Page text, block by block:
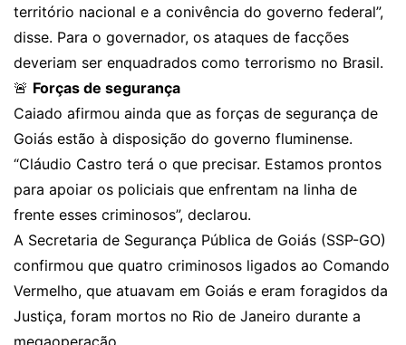
território nacional e a conivência do governo federal”,
disse. Para o governador, os ataques de facções
deveriam ser enquadrados como terrorismo no Brasil.
🚨 Forças de segurança
Caiado afirmou ainda que as forças de segurança de
Goiás estão à disposição do governo fluminense.
“Cláudio Castro terá o que precisar. Estamos prontos
para apoiar os policiais que enfrentam na linha de
frente esses criminosos”, declarou.
A Secretaria de Segurança Pública de Goiás (SSP-GO)
confirmou que quatro criminosos ligados ao Comando
Vermelho, que atuavam em Goiás e eram foragidos da
Justiça, foram mortos no Rio de Janeiro durante a
megaoperação.